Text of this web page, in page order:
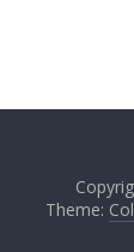
Theme: